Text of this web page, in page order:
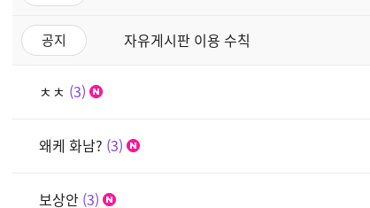
공지 자유게시판 이용 수칙
ㅊㅊ 3
왜케 화남? 3
보상안 3